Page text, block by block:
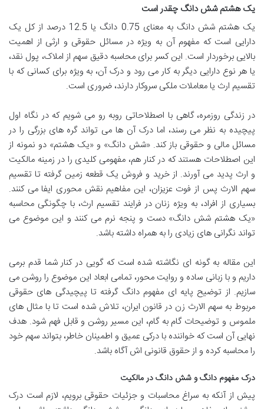
یک هشتم شش دانگ چقدر است
یک هشتم شش دانگ به معنای 0.75 دانگ یا 12.5 درصد از کل یک
دارایی است که مفهوم آن به ویژه در مسائل حقوقی و ارثی از اهمیت
بالایی برخوردار است. این کسر برای محاسبه دقیق سهم از املاک، پول نقد،
یا هر نوع دارایی دیگر به کار می رود و درک آن، به ویژه برای کسانی که با
تقسیم ارث یا معاملات ملکی سروکار دارند، ضروری است.
در زندگی روزمره، گاهی با اصطلاحاتی روبه رو می شویم که در نگاه اول
پیچیده به نظر می رسند، اما درک آن ها می تواند گره های بزرگی را در
مسائل مالی و حقوقی باز کند. «شش دانگ» و «یک هشتم» دو نمونه از
این اصطلاحات هستند که در کنار هم، مفهومی کلیدی را در زمینه مالکیت
و ارث پدید می آورند. از خرید و فروش یک قطعه زمین گرفته تا تقسیم
سهم الارث پس از فوت عزیزان، این مفاهیم نقش محوری ایفا می کنند.
بسیاری از افراد، به ویژه زنان در فرایند تقسیم ارث، با چگونگی محاسبه
«یک هشتم شش دانگ» دست و پنجه نرم می کنند و این موضوع می
تواند نگرانی های زیادی را به همراه داشته باشد.
این مقاله به گونه ای نگاشته شده است که گویی در کنار شما قدم برمی
داریم و با زبانی ساده و روایت محور، تمامی ابعاد این موضوع را روشن می
سازیم. از توضیح پایه ای مفهوم دانگ گرفته تا پیچیدگی های حقوقی
مربوط به سهم الارث زن در قانون ایران، تلاش شده است تا با مثال های
ملموس و توضیحات گام به گام، این مسیر روشن و قابل فهم شود. هدف
نهایی آن است که خواننده با درکی عمیق و اطمینان خاطر، بتواند سهم خود
را محاسبه کرده و از حقوق قانونی اش آگاه باشد.
درک مفهوم دانگ و شش دانگ در مالکیت
پیش از آنکه به سراغ محاسبات و جزئیات حقوقی برویم، لازم است درک